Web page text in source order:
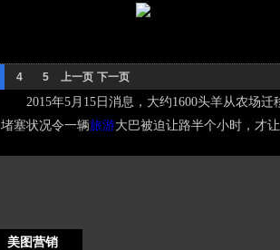
4 5 上一页 下一页
2015年5月15日消息，大约1600头羊从农场
堵塞状况令一辆旅游大巴被迫让路半个小时，才
美图营销